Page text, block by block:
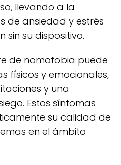
llevando a la
de ansiedad y estrés
sin su dispositivo.
de nomofobia puede
físicos y emocionales,
y una
Estos síntomas
su calidad de
en el ámbito